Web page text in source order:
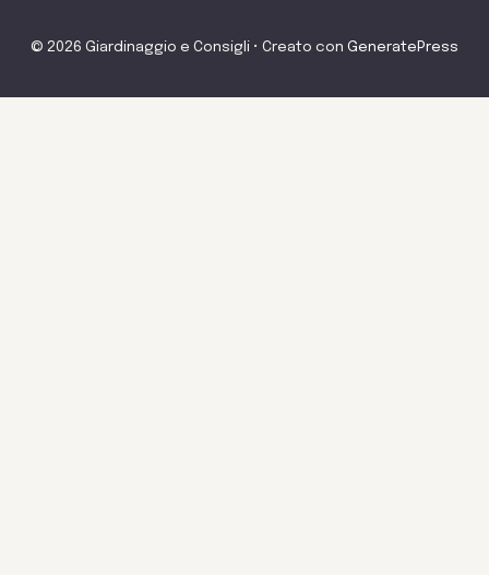
© 2026 Giardinaggio e Consigli • Creato con GeneratePress